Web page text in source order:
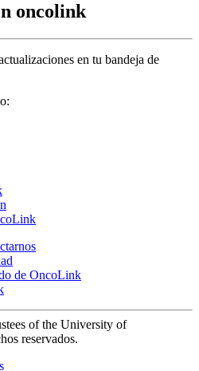
oncolink
en tu bandeja de
de OncoLink
of the University of
reservados.